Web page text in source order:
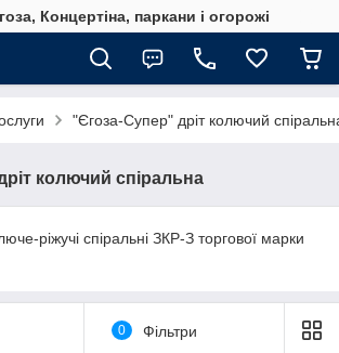
Концертіна, паркани і огорожі
"Єгоза-Супер" дріт колючий
колючий спіральна
ріжучі спіральні ЗКР-З торгової марки
0 Фільтри